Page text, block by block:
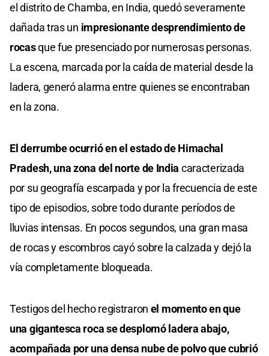
el distrito de Chamba, en India, quedó severamente
dañada tras un impresionante desprendimiento de
rocasque fue presenciado por numerosas personas.
La escena, marcada por la caída de material desde la
ladera, generó alarma entre quienes se encontraban
en la zona.
El derrumbe ocurrió en el estado de Himachal
Pradesh, una zona del norte de India caracterizada
por su geografía escarpada y por la frecuencia de este
tipo de episodios, sobre todo durante períodos de
lluvias intensas. En pocos segundos, una gran masa
de rocas y escombros cayó sobre la calzada y dejó la
vía completamente bloqueada.
Testigos del hecho registraron el momento en que
una gigantesca roca se desplomó ladera abajo,
acompañada por una densa nube de polvo que cubrió